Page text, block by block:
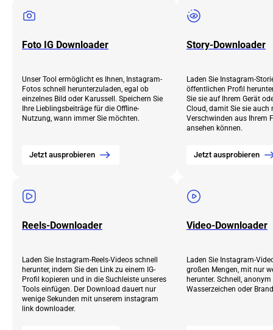
Foto IG Downloader
Unser Tool ermöglicht es Ihnen, Instagram-
Fotos schnell herunterzuladen, egal ob
einzelnes Bild oder Karussell. Speichern Sie
Ihre Lieblingsbeiträge für die Offline-
Nutzung, wann immer Sie möchten.
Jetzt ausprobieren
Story-Downloader
Laden Sie Instagram-
öffentlichen Profil
Sie sie auf Ihrem Gerät
Cloud, damit Sie sie auch
Verschwinden aus Ihrem
ansehen können.
Jetzt ausprobieren
Reels-Downloader
Laden Sie Instagram-Reels-Videos schnell
herunter, indem Sie den Link zu einem IG-
Profil kopieren und in die Suchleiste unseres
Tools einfügen. Der Download dauert nur
wenige Sekunden mit unserem instagram
link downloader.
Video-Downloader
Laden Sie Instagram-
großen Mengen, mit nur
herunter. Schnell,
Wasserzeichen oder